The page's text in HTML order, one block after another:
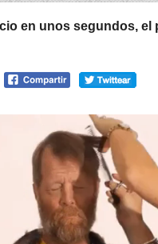
en unos segundos, el